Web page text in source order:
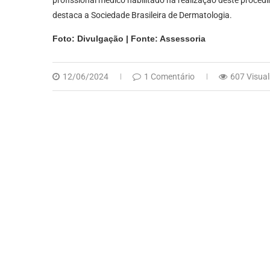
destaca a Sociedade Brasileira de Dermatologia.
Foto: Divulgação | Fonte: Assessoria
12/06/2024 1 Comentário 607